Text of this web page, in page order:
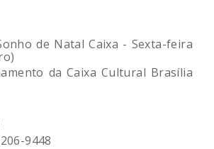
de Natal Caixa - Sexta-feira
da Caixa Cultural Brasília
9448